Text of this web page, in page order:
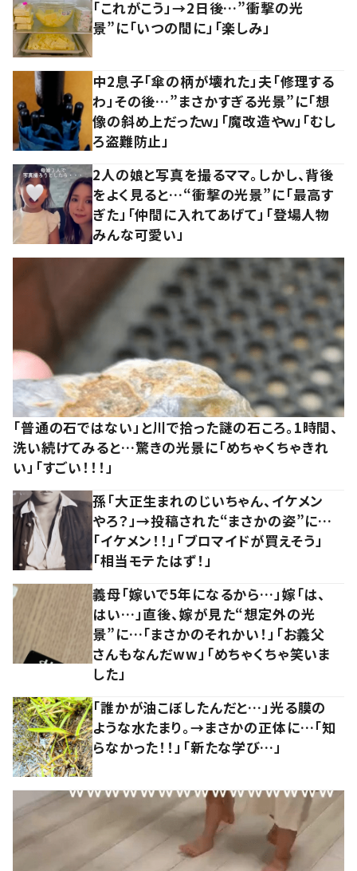
「これがこう」→2日後…”衝撃の光
景”に「いつの間に」「楽しみ」
中2息子「傘の柄が壊れた」夫「修理する
わ」その後…”まさかすぎる光景”に「想
像の斜め上だったｗ」「魔改造やｗ」「むし
ろ盗難防止」
2人の娘と写真を撮るママ。しかし、背後
をよく見ると…“衝撃の光景”に「最高す
ぎた」「仲間に入れてあげて」「登場人物
みんな可愛い」
「普通の石ではない」と川で拾った謎の石ころ。1時間、
洗い続けてみると…驚きの光景に「めちゃくちゃきれ
い」「すごい！！！」
孫「大正生まれのじいちゃん、イケメン
やろ？」→投稿された“まさかの姿”に…
「イケメン！！」「ブロマイドが買えそう」
「相当モテたはず！」
義母「嫁いで5年になるから…」嫁「は、
はい…」直後、嫁が見た“想定外の光
景”に…「まさかのそれかい！」「お義父
さんもなんだww」「めちゃくちゃ笑いま
した」
「誰かが油こぼしたんだと…」光る膜の
ような水たまり。→まさかの正体に…「知
らなかった！！」「新たな学び…」